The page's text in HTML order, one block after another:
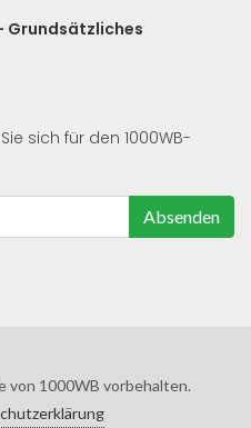
Grundsätzliches
sich für den 1000WB-
Absenden
von 1000WB vorbehalten.